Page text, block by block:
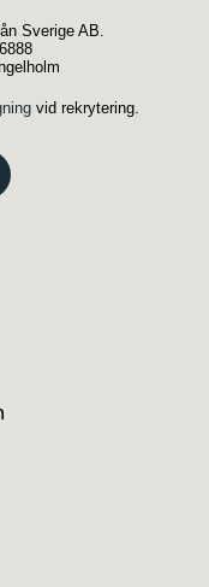
Sverige AB.
vid rekrytering.